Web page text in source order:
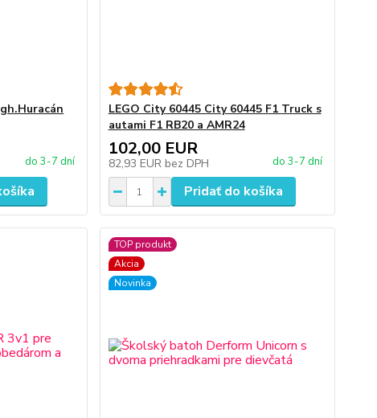
do 3-7 dní
LEGO City 60445 City 60445 F1 Truck s
autami F1 RB20 a AMR24
102,00 EUR
82,93 EUR bez DPH do 3-7 dní
Pridať do košíka
TOP produkt
Akcia
Novinka